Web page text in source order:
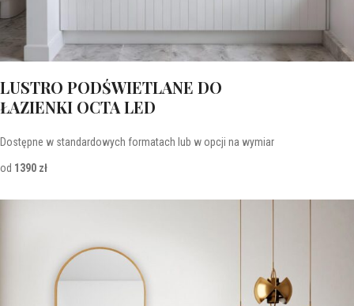
LUSTRO PODŚWIETLANE DO
ŁAZIENKI OCTA LED
Dostępne w standardowych formatach lub w opcji na wymiar
od 1390 zł